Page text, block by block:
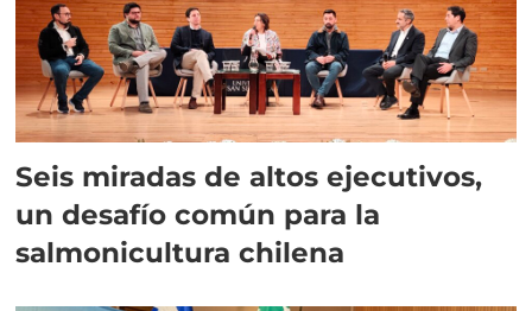
Seis miradas de altos ejecutivos,
un desafío común para la
salmonicultura chilena